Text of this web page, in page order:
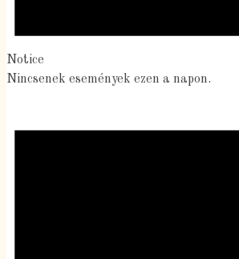
Notice
Nincsenek események ezen a napon.